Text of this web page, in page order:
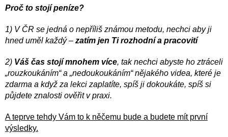
Proč to stojí peníze?
1) V ČR se jedná o nepříliš známou metodu, nechci aby ji
hned uměl každý – zatím jen Ti rozhodní a pracovití
2) Váš čas stojí mnohem více, tak nechci abyste ho ztráceli
„rouzkoukáním“ a „nedoukoukáním“ nějakého videa, které je
zdarma a když za lekci zaplatíte, spíš ji dokoukáte, spíš si
půjdete znalosti ověřit v praxi.
A teprve tehdy Vám to k něčemu bude a budete mít první
výsledky.